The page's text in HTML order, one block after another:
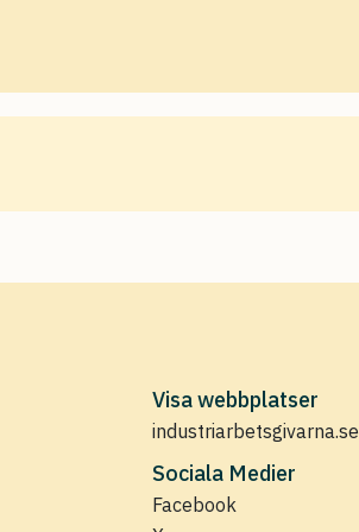
Visa webbplatser
industriarbetsgivarna.se
Sociala Medier
Facebook